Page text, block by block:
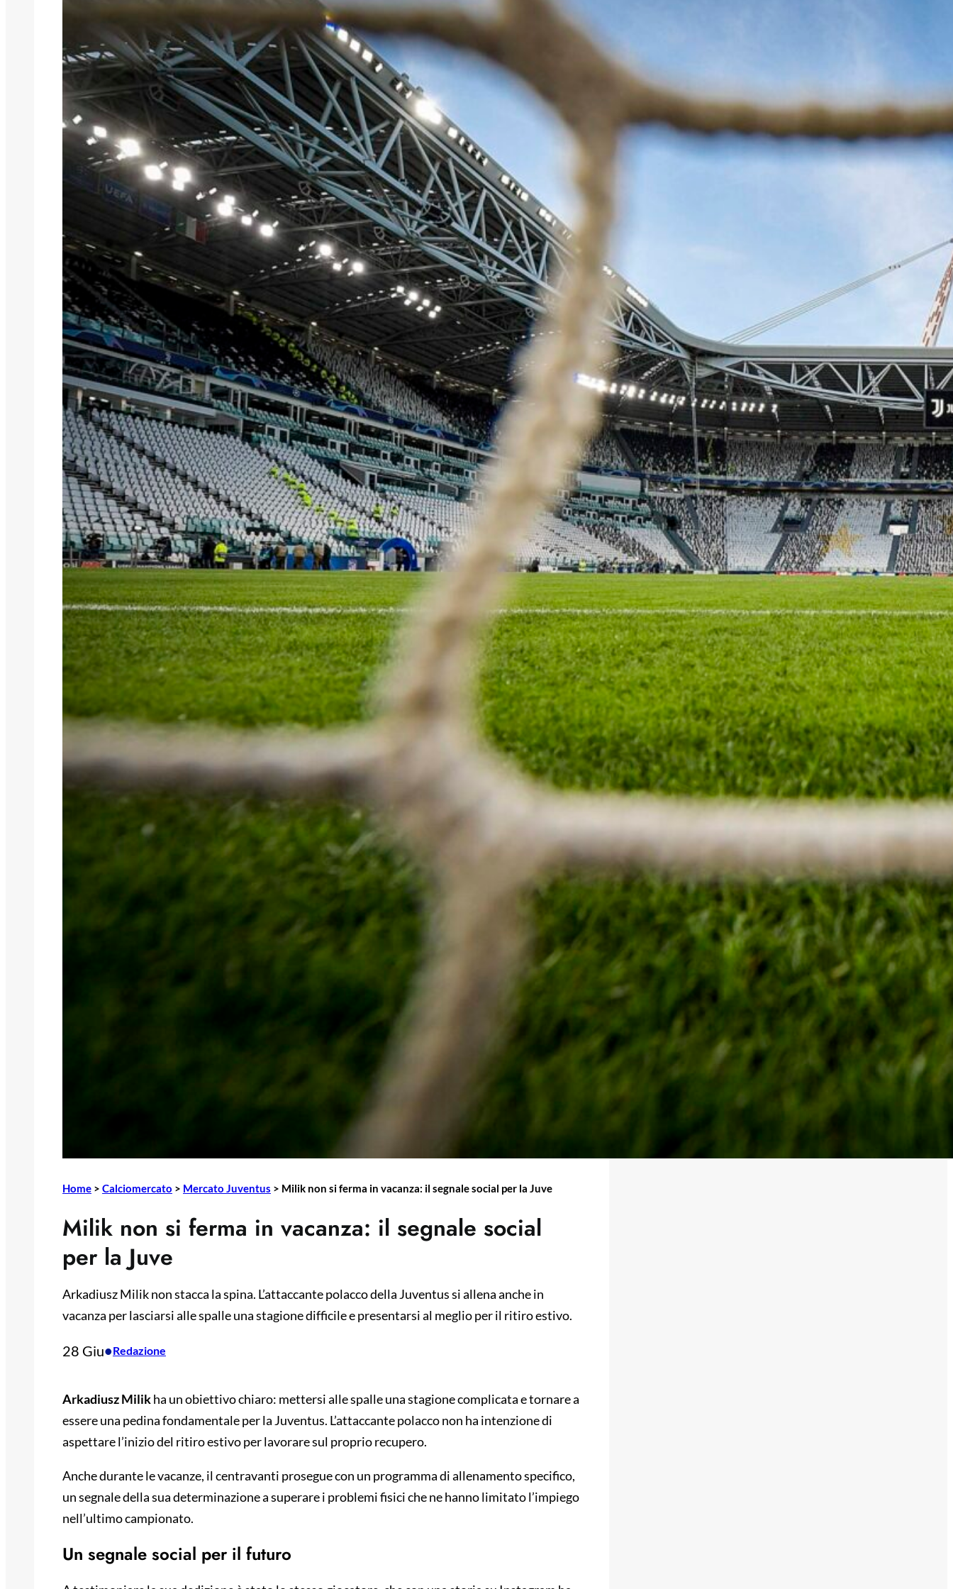
Home > Calciomercato > Mercato Juventus > Milik non si ferma in vacanza: il segnale social per la Juve
Milik non si ferma in vacanza: il segnale social
per la Juve
Arkadiusz Milik non stacca la spina. L’attaccante polacco della Juventus si allena anche in
vacanza per lasciarsi alle spalle una stagione difficile e presentarsi al meglio per il ritiro estivo.
28 Giu•Redazione
Arkadiusz Milikha un obiettivo chiaro: mettersi alle spalle una stagione complicata e tornare a
essere una pedina fondamentale per la Juventus. L’attaccante polacco non ha intenzione di
aspettare l’inizio del ritiro estivo per lavorare sul proprio recupero.
Anche durante le vacanze, il centravanti prosegue con un programma di allenamento specifico,
un segnale della sua determinazione a superare i problemi fisici che ne hanno limitato l’impiego
nell’ultimo campionato.
Un segnale social per il futuro
vedere mentalità, nessun strascico
Bastoni-Kalulu. Su Zirkzee…”
7 Agosto 2026
Inter-Juve, la vigilia bianconera a